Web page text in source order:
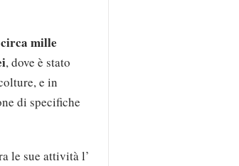
mille
, dove è stato
e in
di specifiche
le sue attività l’